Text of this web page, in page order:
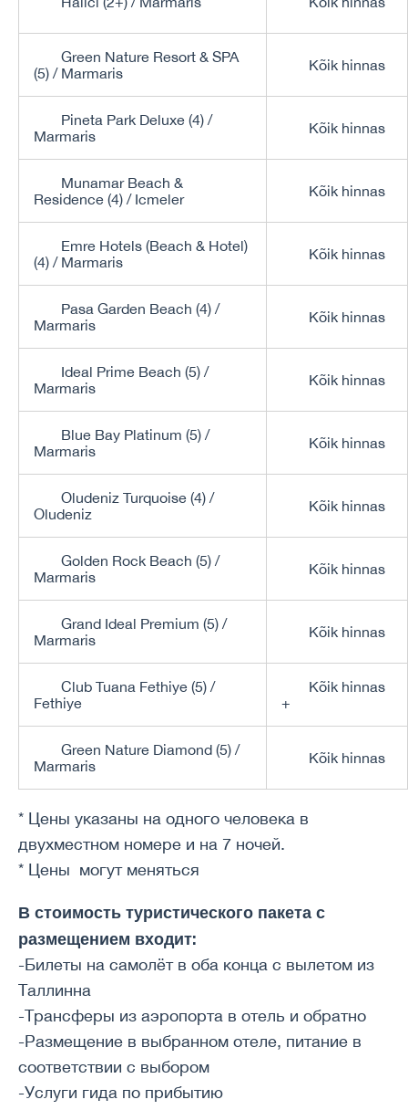
Green Nature Resort & SPA
(5) / Marmaris
Kõik hinnas
Pineta Park Deluxe (4) /
Marmaris
Kõik hinnas
Munamar Beach &
Residence (4) / Icmeler
Kõik hinnas
Emre Hotels (Beach & Hotel)
(4) / Marmaris
Kõik hinnas
Pasa Garden Beach (4) /
Marmaris
Kõik hinnas
Ideal Prime Beach (5) /
Marmaris
Kõik hinnas
Blue Bay Platinum (5) /
Marmaris
Kõik hinnas
Oludeniz Turquoise (4) /
Oludeniz
Kõik hinnas
Golden Rock Beach (5) /
Marmaris
Kõik hinnas
Grand Ideal Premium (5) /
Marmaris
Kõik hinnas
Club Tuana Fethiye (5) /
Fethiye
Kõik hinnas
+
Green Nature Diamond (5) /
Marmaris
Kõik hinnas
* Цены указаны на одного человека в
двухместном номере и на 7 ночей.
* Цены могут меняться
В стоимость туристического пакета с
размещением входит:
-Билеты на самолёт в оба конца с вылетом из
Таллинна
-Трансферы из аэропорта в отель и обратно
-Размещение в выбранном отеле, питание в
соответствии с выбором
-Услуги гида по прибытию